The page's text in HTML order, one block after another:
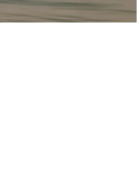
end 10 ansatte.